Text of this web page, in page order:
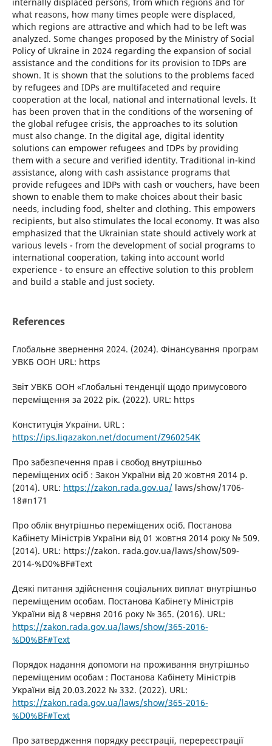
what reasons, how many times people were displaced,
which regions are attractive and which had to be left was
analyzed. Some changes proposed by the Ministry of Social
Policy of Ukraine in 2024 regarding the expansion of social
assistance and the conditions for its provision to IDPs are
shown. It is shown that the solutions to the problems faced
by refugees and IDPs are multifaceted and require
cooperation at the local, national and international levels. It
has been proven that in the conditions of the worsening of
the global refugee crisis, the approaches to its solution
must also change. In the digital age, digital identity
solutions can empower refugees and IDPs by providing
them with a secure and verified identity. Traditional in-kind
assistance, along with cash assistance programs that
provide refugees and IDPs with cash or vouchers, have been
shown to enable them to make choices about their basic
needs, including food, shelter and clothing. This empowers
recipients, but also stimulates the local economy. It was also
emphasized that the Ukrainian state should actively work at
various levels - from the development of social programs to
international cooperation, taking into account world
experience - to ensure an effective solution to this problem
and build a stable and just society.
References
Глобальне звернення 2024. (2024). Фінансування програм
УВКБ ООН URL: https
Звіт УВКБ ООН «Глобальні тенденції щодо примусового
переміщення за 2022 рік. (2022). URL: https
Конституція України. URL :
https://ips.ligazakon.net/document/Z960254K
Про забезпечення прав і свобод внутрішньо
переміщених осіб : Закон України від 20 жовтня 2014 р.
(2014). URL: https://zakon.rada.gov.ua/laws/show/1706-
18#n171
Про облік внутрішньо переміщених осіб. Постанова
Кабінету Міністрів України від 01 жовтня 2014 року № 509.
(2014). URL: https://zakon. rada.gov.ua/laws/show/509-
2014-%D0%BF#Text
Деякі питання здійснення соціальних виплат внутрішньо
переміщеним особам. Постанова Кабінету Міністрів
України від 8 червня 2016 року № 365. (2016). URL:
https://zakon.rada.gov.ua/laws/show/365-2016-
%D0%BF#Text
Порядок надання допомоги на проживання внутрішньо
переміщеним особам : Постанова Кабінету Міністрів
України від 20.03.2022 № 332. (2022). URL:
https://zakon.rada.gov.ua/laws/show/365-2016-
%D0%BF#Text
Про затвердження порядку реєстрації, перереєстрації